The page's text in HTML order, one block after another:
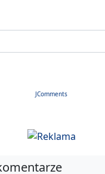
JComments